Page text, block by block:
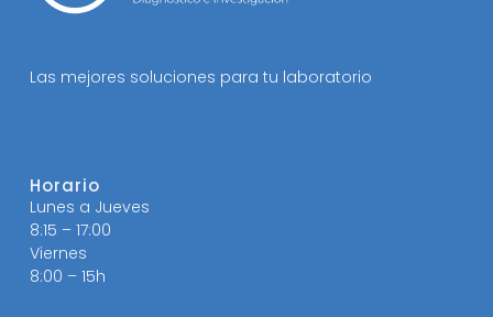
Las mejores soluciones para tu laboratorio
Horario
Lunes a Jueves
8:15 – 17:00
Viernes
8:00 – 15h